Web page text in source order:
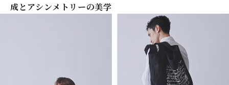
成とアシンメトリーの美学